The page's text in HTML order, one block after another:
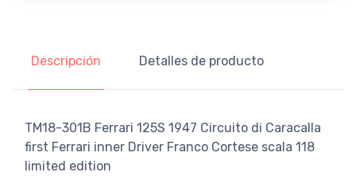
Descripción Detalles de producto
TM18-301B Ferrari 125S 1947 Circuito di Caracalla
first Ferrari inner Driver Franco Cortese scala 118
limited edition